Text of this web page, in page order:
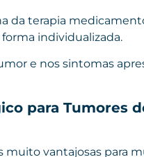
da terapia
individualizada.
e nos sintomas
para Tumores
muito vantajosas para